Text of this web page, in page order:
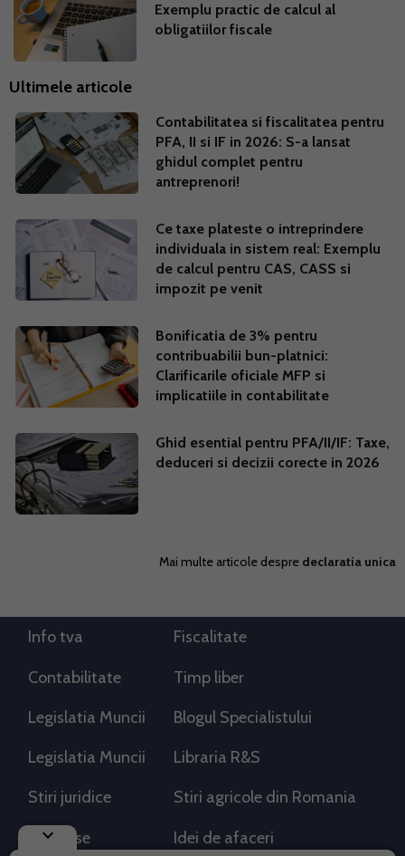
Exemplu practic de calcul al
obligatiilor fiscale
Ultimele articole
Contabilitatea si fiscalitatea pentru
PFA, II si IF in 2026: S-a lansat
ghidul complet pentru
antreprenori!
Ce taxe plateste o intreprindere
individuala in sistem real: Exemplu
de calcul pentru CAS, CASS si
impozit pe venit
Bonificatia de 3% pentru
contribuabilii bun-platnici:
Clarificarile oficiale MFP si
implicatiile in contabilitate
Ghid esential pentru PFA/II/IF: Taxe,
deduceri si decizii corecte in 2026
Mai multe articole despre declaratia unica
keyboard_arrow_down
Info tva Fiscalitate
Contabilitate Timp liber
Legislatia Muncii Blogul Specialistului
Legislatia Muncii Libraria R&S
Stiri juridice Stiri agricole din Romania
AdSense Idei de afaceri